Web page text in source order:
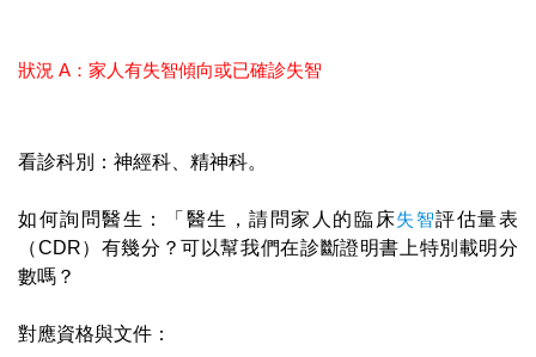
狀況 A：家人有失智傾向或已確診失智
看診科別：神經科、精神科。
如何詢問醫生：「醫生，請問家人的臨床失智評估量表
（CDR）有幾分？可以幫我們在診斷證明書上特別載明分
數嗎？
對應資格與文件：